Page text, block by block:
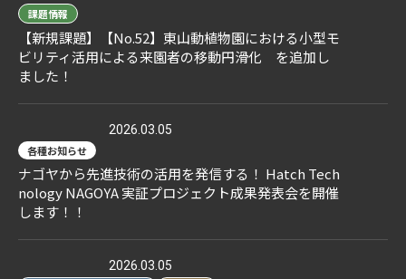
課題情報
【新規課題】【No.52】東山動植物園における小型モ
ビリティ活用による来園者の移動円滑化 を追加し
ました！
2026.03.05
各種お知らせ
ナゴヤから先進技術の活用を発信する！ Hatch Tech
nology NAGOYA 実証プロジェクト成果発表会を開催
します！！
2026.03.05